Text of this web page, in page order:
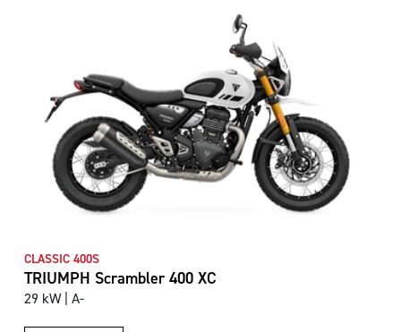
CLASSIC 400S
TRIUMPH Scrambler 400 XC
29 kW | A-